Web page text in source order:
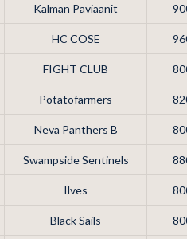
Kalman Paviaanit
HC COSE
FIGHT CLUB
Potatofarmers
Neva Panthers B
Swampside Sentinels
Ilves
Black Sails